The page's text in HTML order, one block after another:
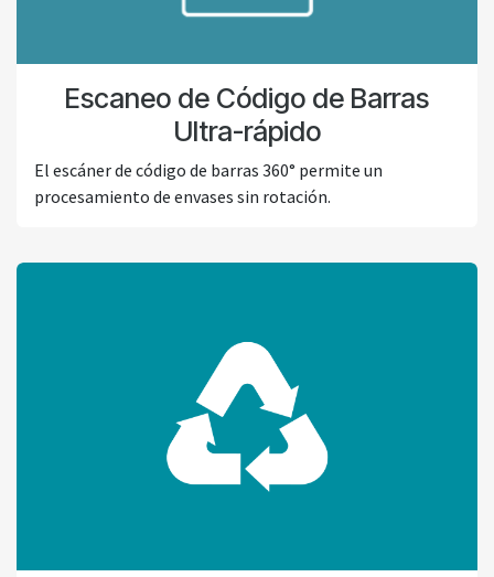
Escaneo de Código de Barras
Ultra-rápido
El escáner de código de barras 360° permite un
procesamiento de envases sin rotación.